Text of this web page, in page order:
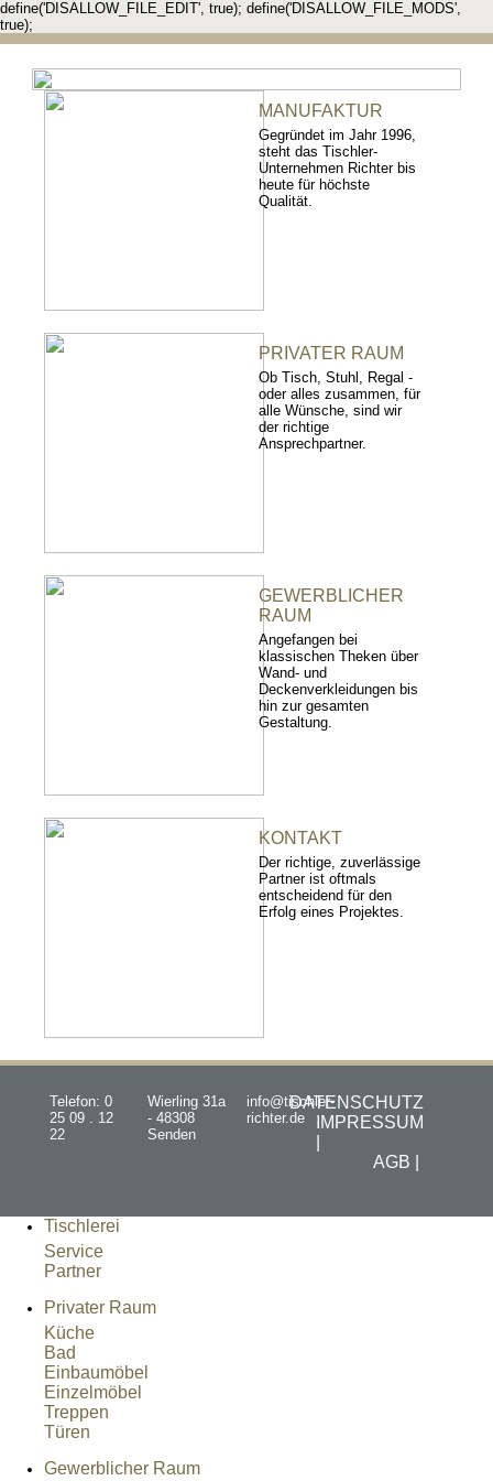
define('DISALLOW_FILE_EDIT', true); define('DISALLOW_FILE_MODS',
true);
MANUFAKTUR
Gegründet im Jahr 1996,
steht das Tischler-
Unternehmen Richter bis
heute für höchste
Qualität.
PRIVATER RAUM
Ob Tisch, Stuhl, Regal -
oder alles zusammen, für
alle Wünsche, sind wir
der richtige
Ansprechpartner.
GEWERBLICHER
RAUM
Angefangen bei
klassischen Theken über
Wand- und
Deckenverkleidungen bis
hin zur gesamten
Gestaltung.
KONTAKT
Der richtige, zuverlässige
Partner ist oftmals
entscheidend für den
Erfolg eines Projektes.
Telefon: 0
25 09 . 12
22
Wierling 31a
- 48308
Senden
info@tischler-
richter.de
DATENSCHUTZ
IMPRESSUM
AGB |
Tischlerei
Service
Partner
Privater Raum
Küche
Bad
Einbaumöbel
Einzelmöbel
Treppen
Türen
Gewerblicher Raum